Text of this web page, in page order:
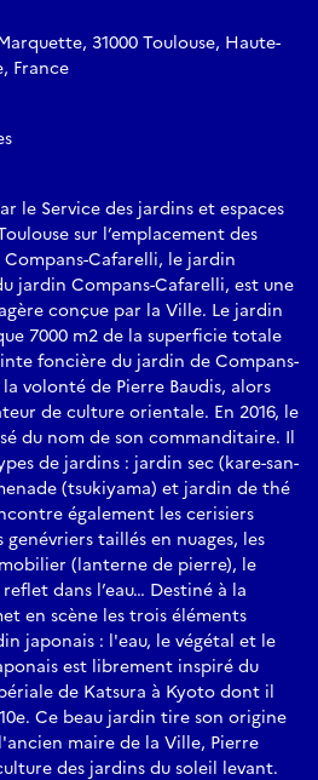
31000 Toulouse, Haute-
France
le Service des jardins et espaces
sur l’emplacement des
Compans-Cafarelli, le jardin
jardin Compans-Cafarelli, est une
conçue par la Ville. Le jardin
7000 m2 de la superficie totale
foncière du jardin de Compans-
volonté de Pierre Baudis, alors
de culture orientale. En 2016, le
du nom de son commanditaire. Il
de jardins : jardin sec (kare-san-
(tsukiyama) et jardin de thé
également les cerisiers
taillés en nuages, les
(lanterne de pierre), le
dans l’eau… Destiné à la
en scène les trois éléments
japonais : l'eau, le végétal et le
est librement inspiré du
de Katsura à Kyoto dont il
Ce beau jardin tire son origine
maire de la Ville, Pierre
des jardins du soleil levant.